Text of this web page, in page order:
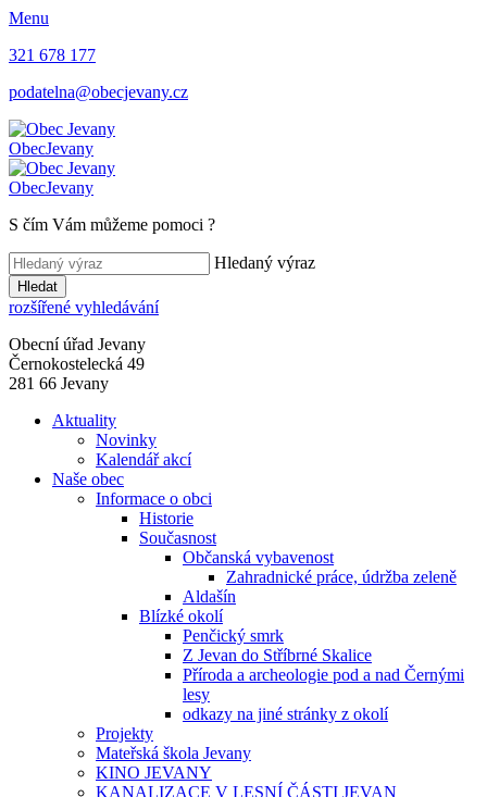
Menu
321 678 177
podatelna@obecjevany.cz
ObecJevany
ObecJevany
S čím Vám můžeme pomoci ?
Hledaný výraz
Hledat
rozšířené vyhledávání
Obecní úřad Jevany
Černokostelecká 49
281 66 Jevany
Aktuality
Novinky
Kalendář akcí
Naše obec
Informace o obci
Historie
Současnost
Občanská vybavenost
Zahradnické práce, údržba zeleně
Aldašín
Blízké okolí
Penčický smrk
Z Jevan do Stříbrné Skalice
Příroda a archeologie pod a nad Černými
lesy
odkazy na jiné stránky z okolí
Projekty
Mateřská škola Jevany
KINO JEVANY
KANALIZACE V LESNÍ ČÁSTI JEVAN